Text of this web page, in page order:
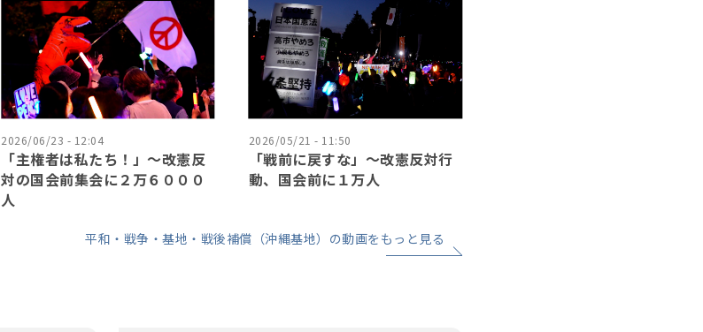
2026/06/23 - 12:04
「主権者は私たち！」〜改憲反
対の国会前集会に２万６０００
人
2026/05/21 - 11:50
「戦前に戻すな」〜改憲反対行
動、国会前に１万人
平和・戦争・基地・戦後補償（沖縄基地）の動画をもっと見る